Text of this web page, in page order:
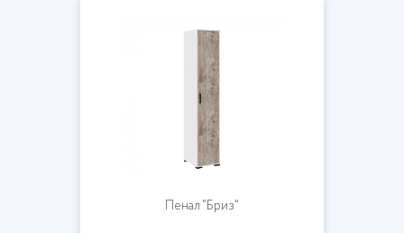
Пенал "Бриз"